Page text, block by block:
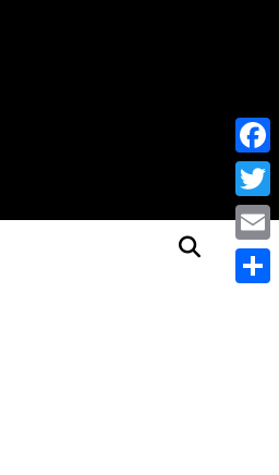
Email